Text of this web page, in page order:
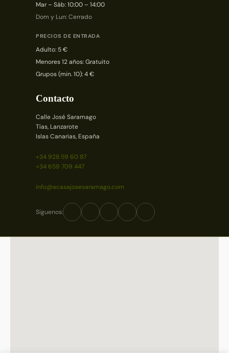
Mar – Sáb: 10:00 – 14:00
Dom y Lun: Cerrado
PRECIOS DE ENTRADA
Adulto: 5 €
Menores 12 años: Gratuito
Grupos (min. 10): 4 €
Contacto
Calle José Saramago
Tías, Lanzarote
Islas Canarias, España
+34 928 59 60 87
+34 659 709 447
info@acasajosesaramago.com
Síguenos: